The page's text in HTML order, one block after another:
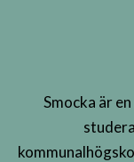
Smocka är